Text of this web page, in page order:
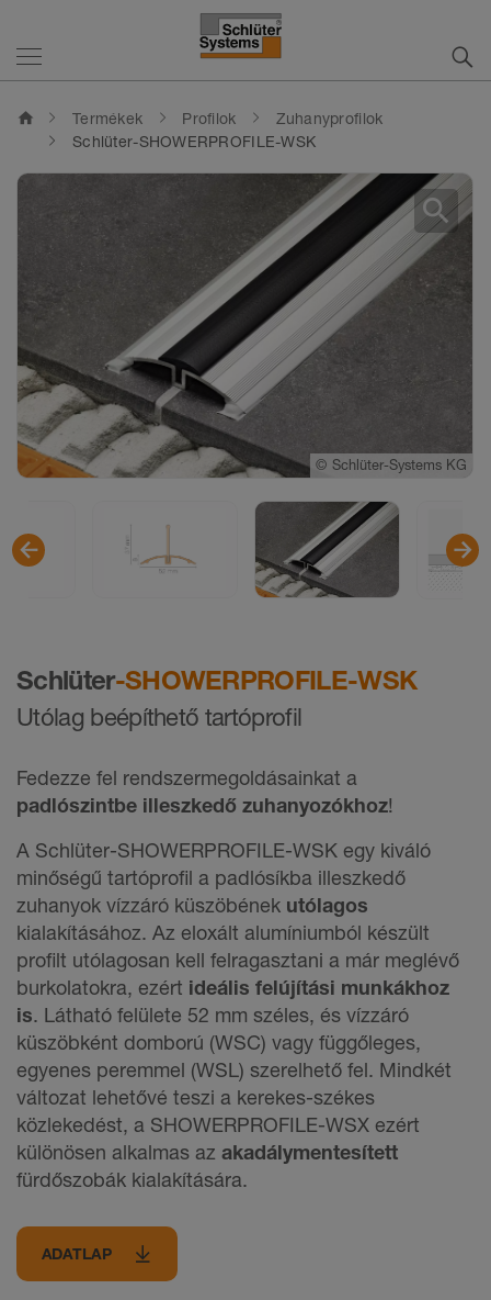
home Termékek Profilok
Zuhanyprofilok
Schlüter-SHOWERPROFILE-WSK
Schlüter-SHOWERPROFILE-WSK
Utólag beépíthető tartóprofil
Fedezze fel rendszermegoldásainkat a
padlószintbe illeszkedő zuhanyozókhoz!
A Schlüter-SHOWERPROFILE-WSK egy kiváló
minőségű tartóprofil a padlósíkba illeszkedő
zuhanyok vízzáró küszöbének utólagos
kialakításához. Az eloxált alumíniumból készült
profilt utólagosan kell felragasztani a már meglévő
burkolatokra, ezért ideális felújítási munkákhoz
is. Látható felülete 52 mm széles, és vízzáró
küszöbként domború (WSC) vagy függőleges,
egyenes peremmel (WSL) szerelhető fel. Mindkét
változat lehetővé teszi a kerekes-székes
közlekedést, a SHOWERPROFILE-WSX ezért
különösen alkalmas az akadálymentesített
fürdőszobák kialakítására.
ADATLAP
© Schlüter-Systems KG
© Schlüter-Systems KG
© Schlüter-Systems KG
© Schlüter-Systems KG
search